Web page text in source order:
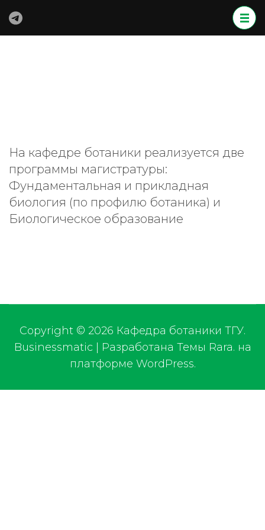
Перейти
На кафедре ботаники реализуется две
программы магистратуры:
Фундаментальная и прикладная
биология (по профилю ботаника) и
Биологическое образование
Copyright © 2026 Кафедра ботаники ТГУ.
Businessmatic | Разработана Темы Rara. на
платформе WordPress.